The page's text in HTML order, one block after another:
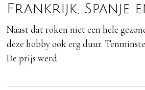
Frankrijk, Spanje
Naast dat roken niet een hele
deze hobby ook erg duur.
De prijs werd